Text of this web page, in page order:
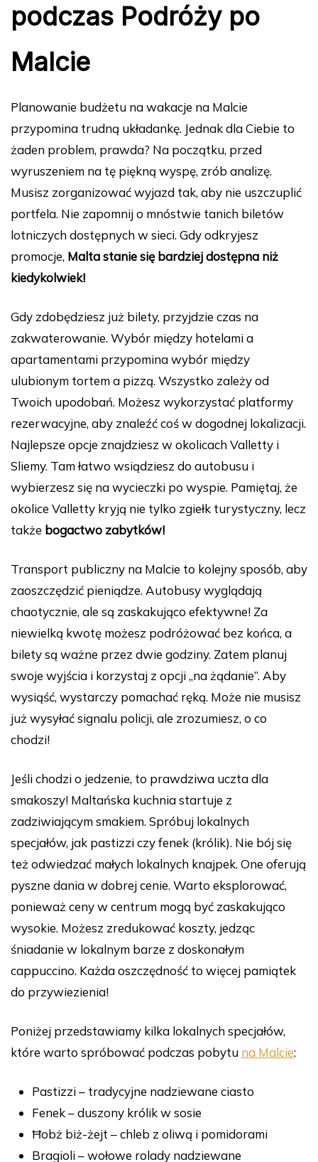
podczas Podróży po
Malcie
Planowanie budżetu na wakacje na Malcie
przypomina trudną układankę. Jednak dla Ciebie to
żaden problem, prawda? Na początku, przed
wyruszeniem na tę piękną wyspę, zrób analizę.
Musisz zorganizować wyjazd tak, aby nie uszczuplić
portfela. Nie zapomnij o mnóstwie tanich biletów
lotniczych dostępnych w sieci. Gdy odkryjesz
promocje, Malta stanie się bardziej dostępna niż
kiedykolwiek!
Gdy zdobędziesz już bilety, przyjdzie czas na
zakwaterowanie. Wybór między hotelami a
apartamentami przypomina wybór między
ulubionym tortem a pizzą. Wszystko zależy od
Twoich upodobań. Możesz wykorzystać platformy
rezerwacyjne, aby znaleźć coś w dogodnej lokalizacji.
Najlepsze opcje znajdziesz w okolicach Valletty i
Sliemy. Tam łatwo wsiądziesz do autobusu i
wybierzesz się na wycieczki po wyspie. Pamiętaj, że
okolice Valletty kryją nie tylko zgiełk turystyczny, lecz
także bogactwo zabytków!
Transport publiczny na Malcie to kolejny sposób, aby
zaoszczędzić pieniądze. Autobusy wyglądają
chaotycznie, ale są zaskakująco efektywne! Za
niewielką kwotę możesz podróżować bez końca, a
bilety są ważne przez dwie godziny. Zatem planuj
swoje wyjścia i korzystaj z opcji „na żądanie”. Aby
wysiąść, wystarczy pomachać ręką. Może nie musisz
już wysyłać signalu policji, ale zrozumiesz, o co
chodzi!
Jeśli chodzi o jedzenie, to prawdziwa uczta dla
smakoszy! Maltańska kuchnia startuje z
zadziwiającym smakiem. Spróbuj lokalnych
specjałów, jak pastizzi czy fenek (królik). Nie bój się
też odwiedzać małych lokalnych knajpek. One oferują
pyszne dania w dobrej cenie. Warto eksplorować,
ponieważ ceny w centrum mogą być zaskakująco
wysokie. Możesz zredukować koszty, jedząc
śniadanie w lokalnym barze z doskonałym
cappuccino. Każda oszczędność to więcej pamiątek
do przywiezienia!
Poniżej przedstawiamy kilka lokalnych specjałów,
które warto spróbować podczas pobytu na Malcie:
Pastizzi – tradycyjne nadziewane ciasto
Fenek – duszony królik w sosie
Ħobż biż-żejt – chleb z oliwą i pomidorami
Bragioli – wołowe rolady nadziewane